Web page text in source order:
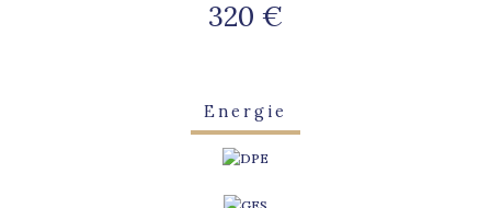
320 €
Energie